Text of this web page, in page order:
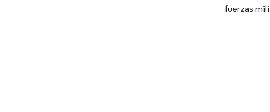
fuerzas